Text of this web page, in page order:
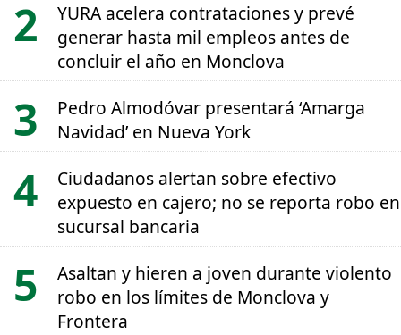
YURA acelera contrataciones y prevé
generar hasta mil empleos antes de
concluir el año en Monclova
Pedro Almodóvar presentará ‘Amarga
Navidad’ en Nueva York
Ciudadanos alertan sobre efectivo
expuesto en cajero; no se reporta robo en
sucursal bancaria
Asaltan y hieren a joven durante violento
robo en los límites de Monclova y
Frontera